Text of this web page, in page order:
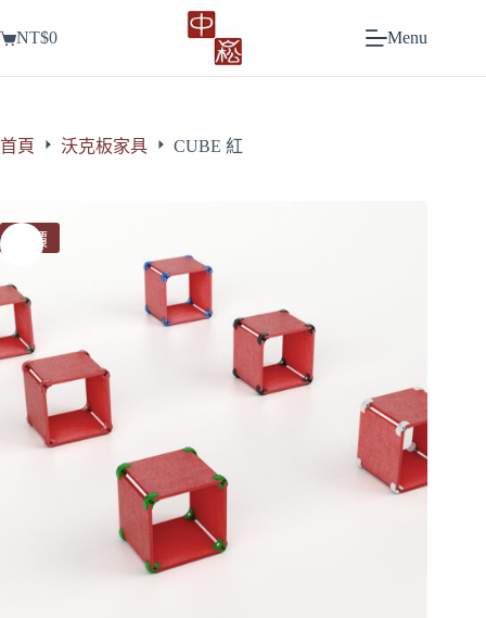
至
容
購
物
NT$0 Menu
首頁 沃克板家具 CUBE 紅
特價